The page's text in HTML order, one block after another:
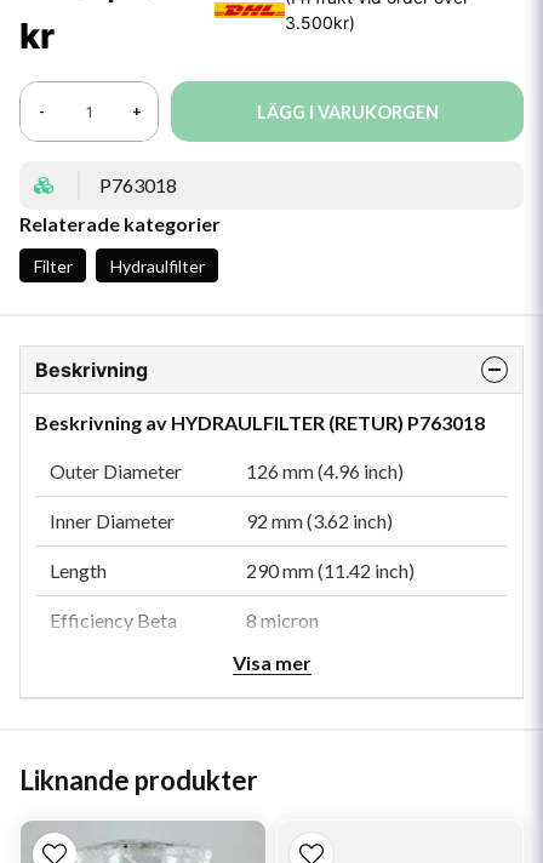
kr
- + LÄGG I VARUKORGEN
P763018
Relaterade kategorier
Filter Hydraulfilter
Beskrivning
Beskrivning av HYDRAULFILTER (RETUR) P763018
Outer Diameter 126 mm (4.96 inch)
Inner Diameter 92 mm (3.62 inch)
Length 290 mm (11.42 inch)
Efficiency Beta
8 micron
Collapse Burst 10 bar (145 psi)
Media Type Synthetic
Primary Application
FAIREY ARLON
Visa mer
Liknande produkter